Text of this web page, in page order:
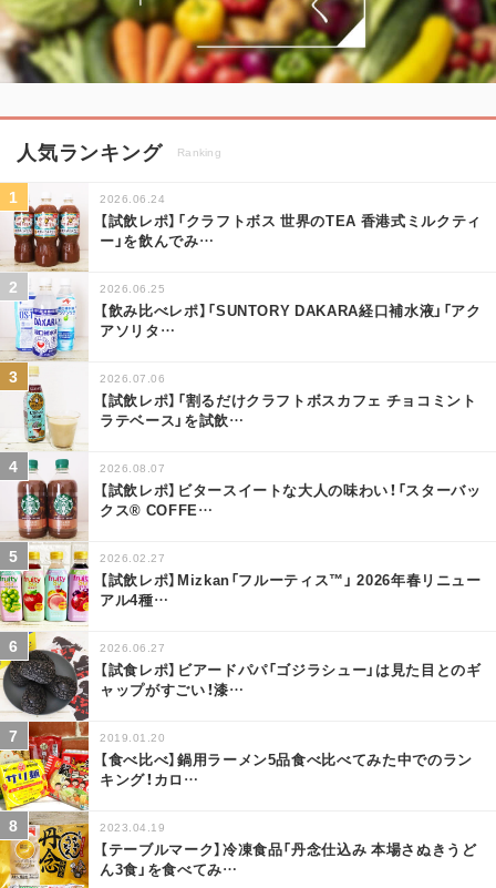
人気ランキング Ranking
2026.06.24
【試飲レポ】「クラフトボス 世界のTEA 香港式ミルクティ
ー」を飲んでみ…
2026.06.25
【飲み比べレポ】「SUNTORY DAKARA経口補水液」「アク
アソリタ…
2026.07.06
【試飲レポ】「割るだけクラフトボスカフェ チョコミント
ラテベース」を試飲…
2026.08.07
【試飲レポ】ビタースイートな大人の味わい！「スターバッ
クス® COFFE…
2026.02.27
【試飲レポ】Mizkan「フルーティス™」 2026年春リニュー
アル4種…
2026.06.27
【試食レポ】ビアードパパ「ゴジラシュー」は見た目とのギ
ャップがすごい！漆…
2019.01.20
【食べ比べ】鍋用ラーメン5品食べ比べてみた中でのラン
キング！カロ …
2023.04.19
【テーブルマーク】冷凍食品「丹念仕込み 本場さぬきうど
ん3食」を食べてみ…